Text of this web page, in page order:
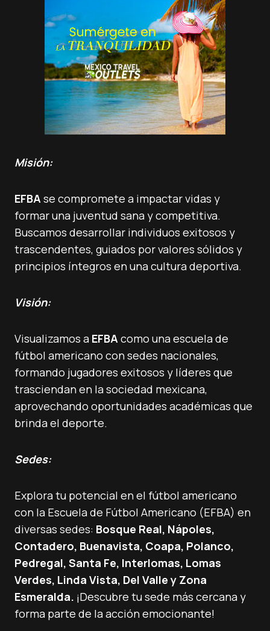
Misión:
EFBAse compromete a impactar vidas y
formar una juventud sana y competitiva.
Buscamos desarrollar individuos exitosos y
trascendentes, guiados por valores sólidos y
principios íntegros en una cultura deportiva.
Visión:
Visualizamos a EFBAcomo una escuela de
fútbol americano con sedes nacionales,
formando jugadores exitosos y líderes que
trasciendan en la sociedad mexicana,
aprovechando oportunidades académicas que
brinda el deporte.
Sedes:
Explora tu potencial en el fútbol americano
con la Escuela de Fútbol Americano (EFBA) en
diversas sedes: Bosque Real, Nápoles,
Contadero, Buenavista, Coapa, Polanco,
Pedregal, Santa Fe, Interlomas, Lomas
Verdes, Linda Vista, Del Valle y Zona
Esmeralda. ¡Descubre tu sede más cercana y
forma parte de la acción emocionante!